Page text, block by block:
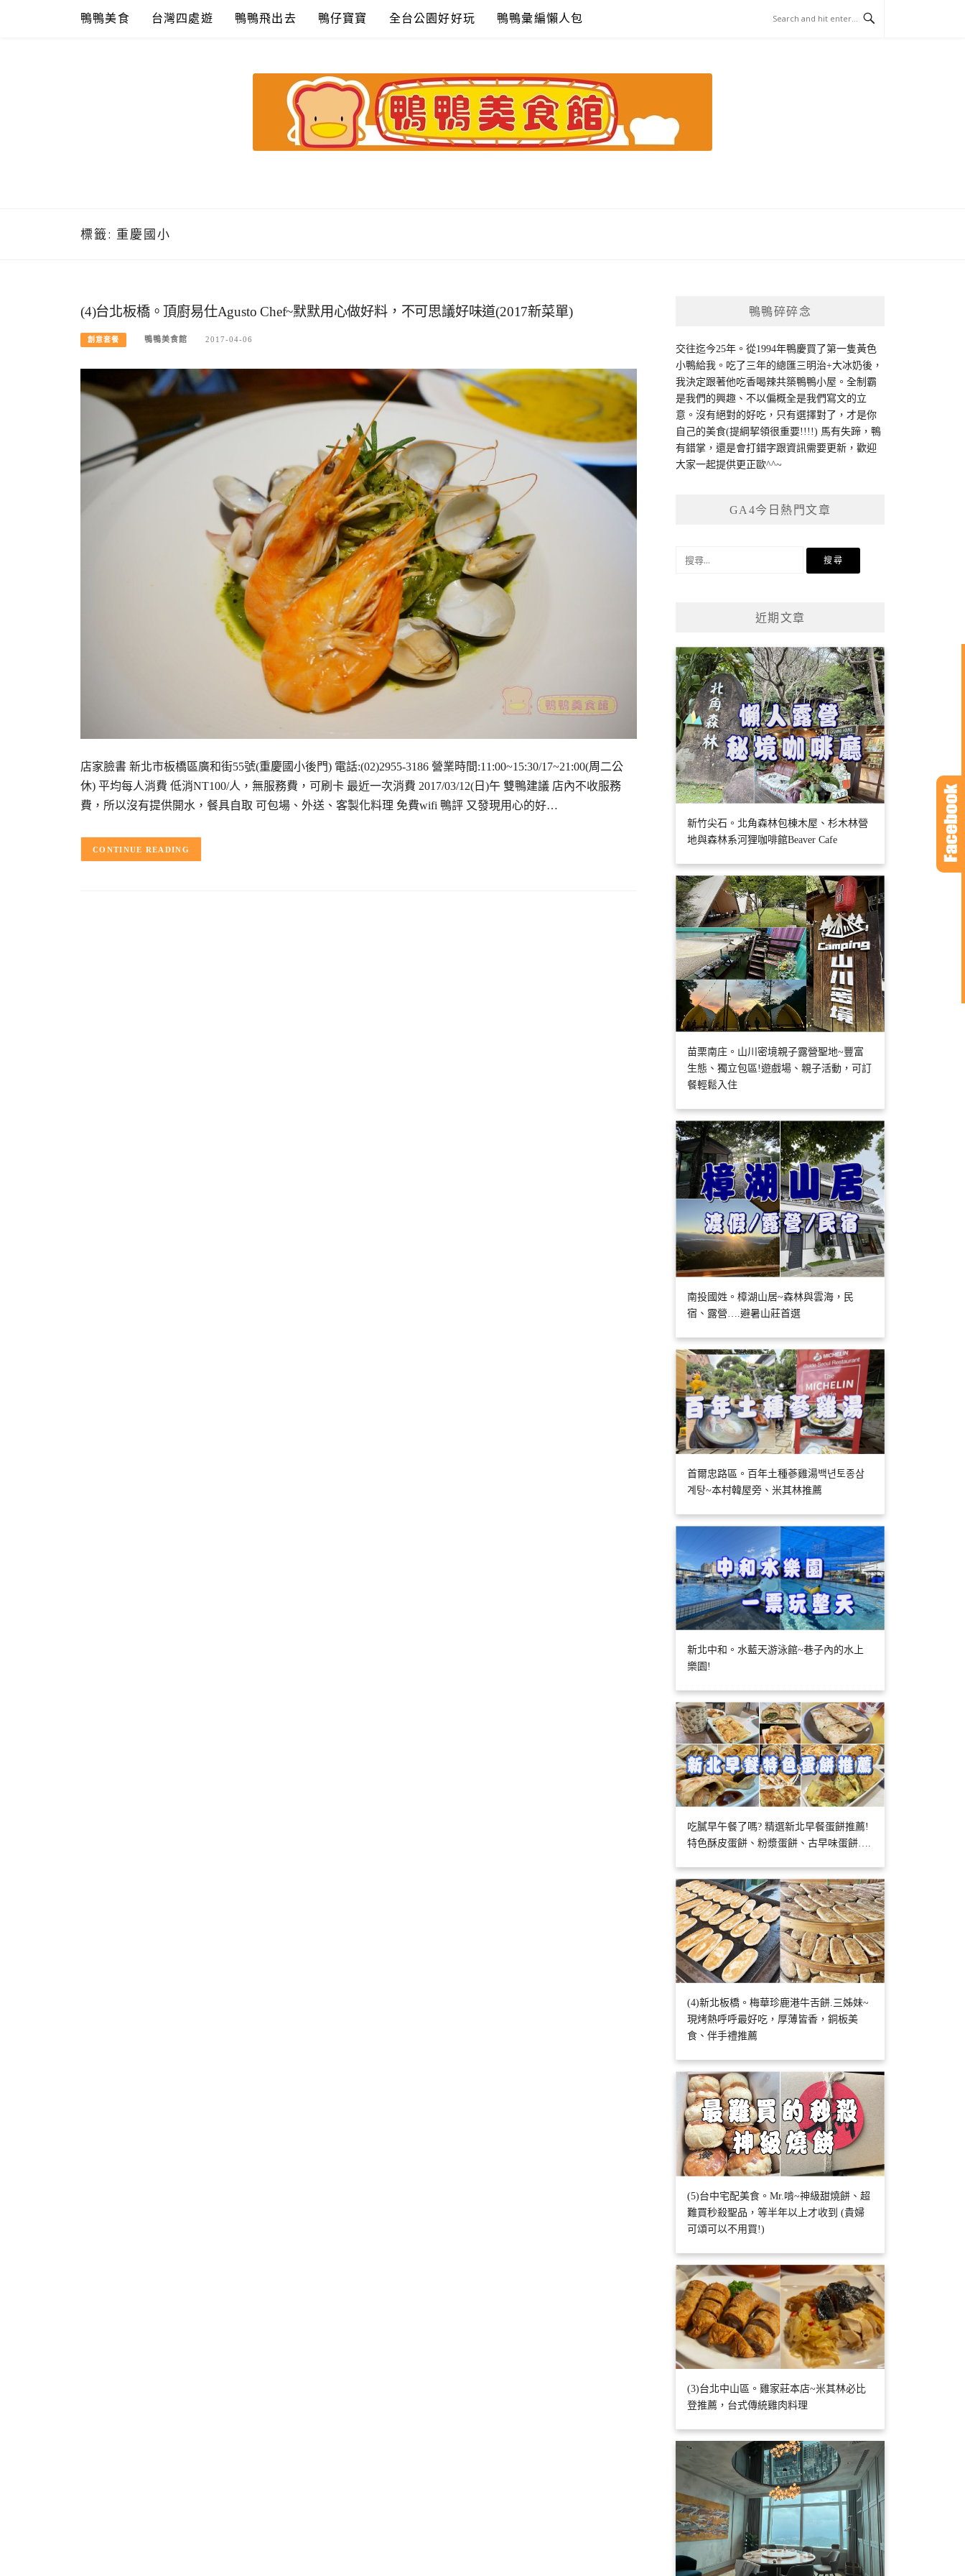
鴨鴨美食 台灣四處遊 鴨鴨飛出去 鴨仔寶寶 全台公園好好玩 鴨鴨彙編懶人包
標籤: 重慶國小
(4)台北板橋。頂廚易仕Agusto Chef~默默用心做好料，不可思議好味道(2017新菜單)
創意套餐 鴨鴨美食館 2017-04-06
店家臉書 新北市板橋區廣和街55號(重慶國小後門) 電話:(02)2955-3186 營業時間:11:00~15:30/17~21:00(周二公
休) 平均每人消費 低消NT100/人，無服務費，可刷卡 最近一次消費 2017/03/12(日)午 雙鴨建議 店內不收服務
費，所以沒有提供開水，餐具自取 可包場、外送、客製化料理 免費wifi 鴨評 又發現用心的好…
CONTINUE READING
鴨鴨碎碎念
交往迄今25年。從1994年鴨慶買了第一隻黃色
小鴨給我。吃了三年的總匯三明治+大冰奶後，
我決定跟著他吃香喝辣共築鴨鴨小屋。全制霸
是我們的興趣、不以偏概全是我們寫文的立
意。沒有絕對的好吃，只有選擇對了，才是你
自己的美食(提綱挈領很重要!!!!) 馬有失蹄，鴨
有錯掌，還是會打錯字跟資訊需要更新，歡迎
大家一起提供更正歐^^~
GA4今日熱門文章
近期文章
新竹尖石。北角森林包棟木屋、杉木林營
地與森林系河狸咖啡館Beaver Cafe
苗栗南庄。山川密境親子露營聖地~豐富
生態、獨立包區!遊戲場、親子活動，可訂
餐輕鬆入住
南投國姓。樟湖山居~森林與雲海，民
宿、露營….避暑山莊首選
首爾忠路區。百年土種蔘雞湯백년토종삼
계탕~本村韓屋旁、米其林推薦
新北中和。水藍天游泳館~巷子內的水上
樂園!
吃膩早午餐了嗎? 精選新北早餐蛋餅推薦!
特色酥皮蛋餅、粉漿蛋餅、古早味蛋餅….
(4)新北板橋。梅華珍鹿港牛舌餅.三姊妹~
現烤熱呼呼最好吃，厚薄皆香，銅板美
食、伴手禮推薦
(5)台中宅配美食。Mr.啃~神級甜燒餅、超
難買秒殺聖品，等半年以上才收到 (貴婦
可頌可以不用買!)
(3)台北中山區。雞家莊本店~米其林必比
登推薦，台式傳統雞肉料理